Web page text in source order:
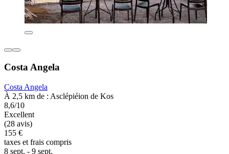
Costa Angela
Costa Angela
À 2,5 km de : Asclépiéion de Kos
8,6/10
Excellent
(28 avis)
155 €
taxes et frais compris
8 sept. - 9 sept.